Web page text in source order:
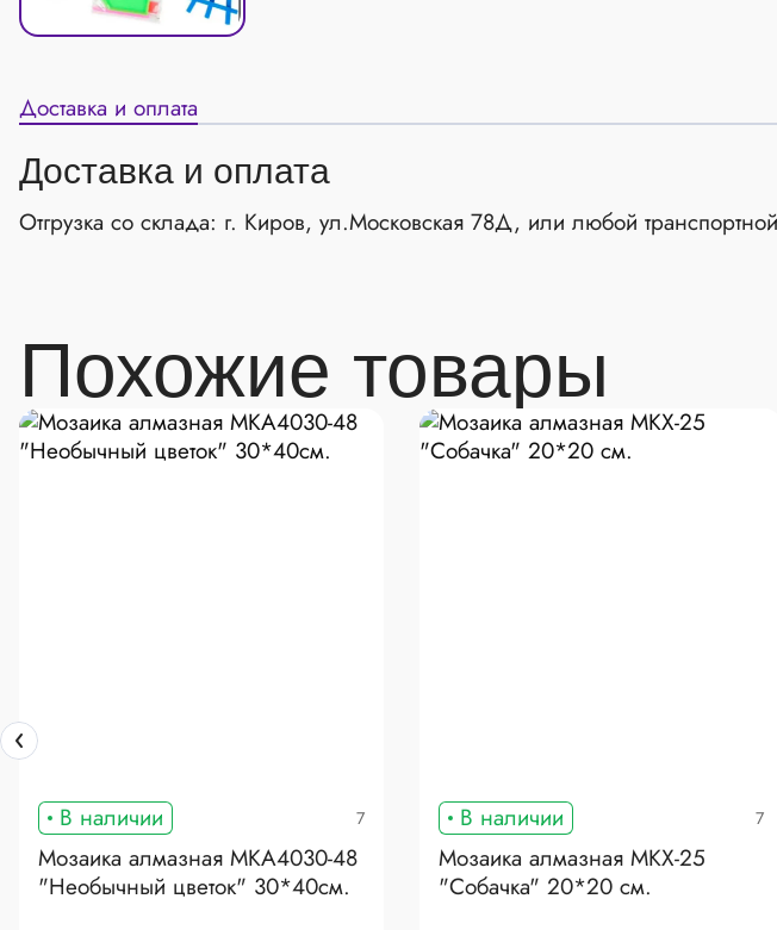
Доставка и оплата
Доставка и оплата
Отгрузка со склада: г. Киров, ул.Московская 78Д, или любой
Похожие товары
В наличии 7
Мозаика алмазная MKA4030-48
"Необычный цветок" 30*40см.
В наличии 7
Мозаика алмазная MKX-25
"Собачка" 20*20 см.